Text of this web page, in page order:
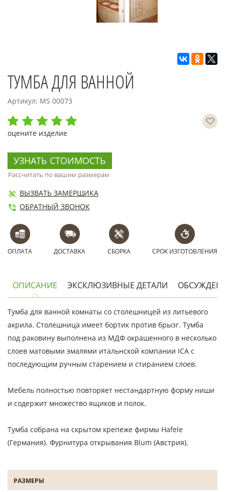
ТУМБА ДЛЯ ВАННОЙ
Артикул: MS 00073
оцените изделие
УЗНАТЬ СТОИМОСТЬ
Рассчитать по вашим размерам
ВЫЗВАТЬ ЗАМЕРЩИКА
ОБРАТНЫЙ ЗВОНОК
ОПЛАТА ДОСТАВКА СБОРКА СРОК ИЗГОТОВЛЕНИЯ
ОПИСАНИЕ ЭКСКЛЮЗИВНЫЕ ДЕТАЛИ
Тумба для ванной комнаты со столешницей из литьевого
акрила. Столешница имеет бортик против брызг. Тумба
под раковину выполнена из МДФ окрашенного в несколько
слоев матовыми эмалями итальнской компании ICA с
последующим ручным старением и стиранием слоев.
Мебель полностью повторяет нестандартную форму ниши
и содержит множество ящиков и полок.
Тумба собрана на скрытом крепеже фирмы Hafele
(Германия). Фурнитура открывания Blum (Австрия).
РАЗМЕРЫ